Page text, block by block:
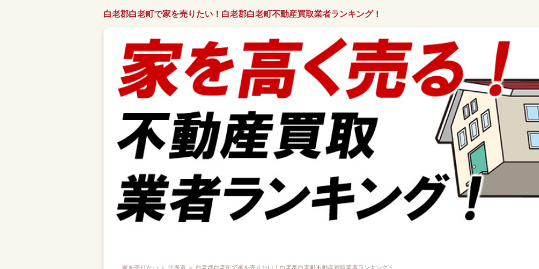
白老郡白老町で家を売りたい！白老郡白老町不動産買取業者ランキング！
家を売りたい ＞ 北海道 ＞ 白老郡白老町で家を売りたい！白老郡白老町不動産買取業者ランキング！